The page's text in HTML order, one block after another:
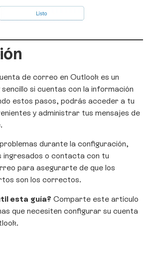
de correo en Outlook es un
si cuentas con la información
estos pasos, podrás acceder a tu
y administrar tus mensajes de
durante la configuración,
ingresados o contacta con tu
para asegurarte de que los
son los correctos.
esta guía? Comparte este artículo
que necesiten configurar su cuenta